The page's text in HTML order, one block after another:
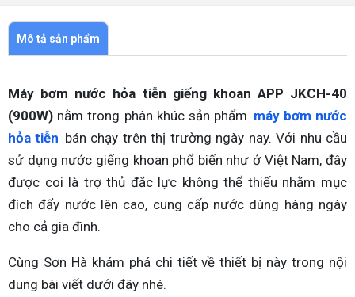
Mô tả sản phẩm
Máy bơm nước hỏa tiễn giếng khoan APP JKCH-40
(900W) nằm trong phân khúc sản phẩm máy bơm nước
hỏa tiễn bán chạy trên thị trường ngày nay. Với nhu cầu
sử dụng nước giếng khoan phổ biến như ở Việt Nam, đây
được coi là trợ thủ đắc lực không thể thiếu nhằm mục
đích đẩy nước lên cao, cung cấp nước dùng hàng ngày
cho cả gia đình.
Cùng Sơn Hà khám phá chi tiết về thiết bị này trong nội
dung bài viết dưới đây nhé.